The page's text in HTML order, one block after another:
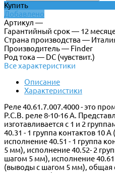
Купить
Добавлено
Артикул —
Гарантийный срок — 12
Страна производства —
Производитель — Finder
Род тока — DC (чувствит.)
Все характеристики
Описание
Характеристики
Реле 40.61.7.007.4000 - это
P.C.B. реле 8-10-16 A.
изготавливается с 1 и 2
40.31 - 1 группа контактов 10
исполнение 40.51 - 1 группа
5 мм), исполнение 40.52- 2
шагом 5 мм), исполнение 40.61
(выводы с шагом 5 мм), общая